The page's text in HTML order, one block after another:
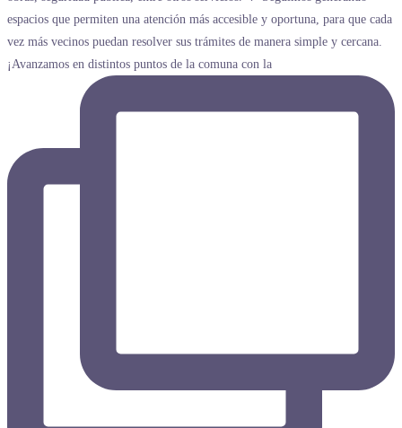
¡Avanzamos en distintos puntos de la comuna con la